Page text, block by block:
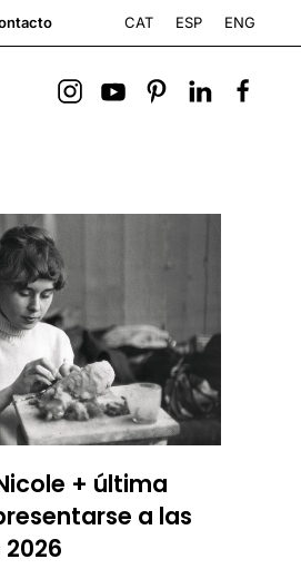
CAT ESP ENG
+ última
a las